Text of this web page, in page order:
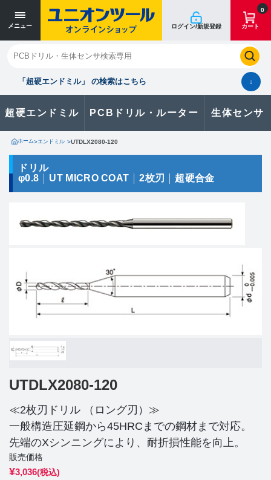
メニュー ログイン/新規登録
0
カート
「超硬エンドミル」 の検索はこちら ↓
超硬エンドミル PCBドリル・ルーター 生体センサ
閉じる
お気に入り クイックオーダー 購入履歴
製品に関するお問い合わせはこちら
カタログ一覧
ホーム>エンドミル >UTDLX2080-120
ドリル
φ0.8
UT MICRO COAT 2枚刃 超硬合金
UTDLX2080-120
≪2枚刃ドリル （ロング刃）≫
一般構造圧延鋼から45HRCまでの鋼材まで対応。
先端のXシンニングにより、耐折損性能を向上。
販売価格
¥3,036(税込)
寸法単位 [mm]
寸法単位 [mm]